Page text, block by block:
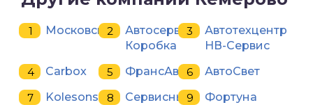
Московский
Автосервис
Коробка
Автотехцентр
НВ-Сервис
Carbox
ФрансАвто
АвтоСвет
Kolesonsk
Сервисный
Фортуна